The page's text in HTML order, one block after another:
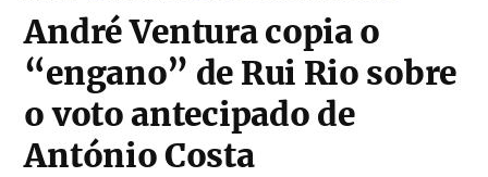
André Ventura copia o
“engano” de Rui Rio sobre
o voto antecipado de
António Costa